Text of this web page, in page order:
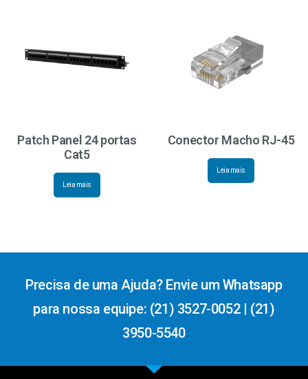
Patch Panel 24 portas
Cat5
Leia mais
Conector Macho RJ-45
Leia mais
Precisa de uma Ajuda? Envie um Whatsapp
para nossa equipe: (21) 3527-0052 | (21)
3950-5540